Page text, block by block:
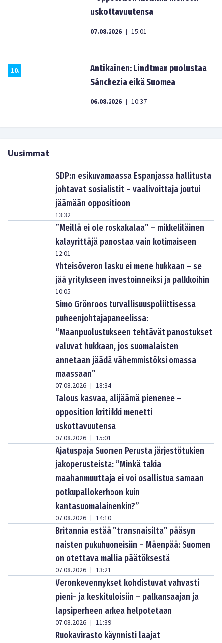
uskottavuutensa
07.08.2026 | 15:01
10.
Antikainen: Lindtman puolustaa
Sánchezia eikä Suomea
06.08.2026 | 10:37
Uusimmat
SDP:n esikuvamaassa Espanjassa hallitusta
johtavat sosialistit – vaalivoittaja joutui
jäämään oppositioon
13:32
”Meillä ei ole roskakalaa” – mikkeliläinen
kalayrittäjä panostaa vain kotimaiseen
12:01
Yhteisöveron lasku ei mene hukkaan – se
jää yritykseen investoinneiksi ja palkkoihin
10:05
Simo Grönroos turvallisuuspoliittisessa
puheenjohtajapaneelissa:
“Maanpuolustukseen tehtävät panostukset
valuvat hukkaan, jos suomalaisten
annetaan jäädä vähemmistöksi omassa
maassaan”
07.08.2026 | 18:34
Talous kasvaa, alijäämä pienenee –
opposition kritiikki menetti
uskottavuutensa
07.08.2026 | 15:01
Ajatuspaja Suomen Perusta järjestötukien
jakoperusteista: ”Minkä takia
maahanmuuttaja ei voi osallistua samaan
potkupallokerhoon kuin
kantasuomalainenkin?”
07.08.2026 | 14:10
Britannia estää ”transnaisilta” pääsyn
naisten pukuhuoneisiin – Mäenpää: Suomen
on otettava mallia päätöksestä
07.08.2026 | 13:21
Veronkevennykset kohdistuvat vahvasti
pieni- ja keskituloisiin – palkansaajan ja
lapsiperheen arkea helpotetaan
07.08.2026 | 11:39
Ruokavirasto käynnisti laajat